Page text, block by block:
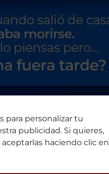
para personalizar tu
publicidad. Si quieres,
haciendo clic en